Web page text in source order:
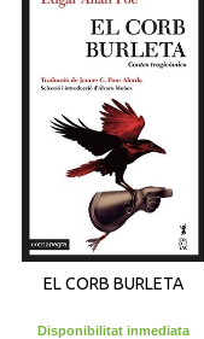
EL CORB BURLETA
Disponibilitat inmediata